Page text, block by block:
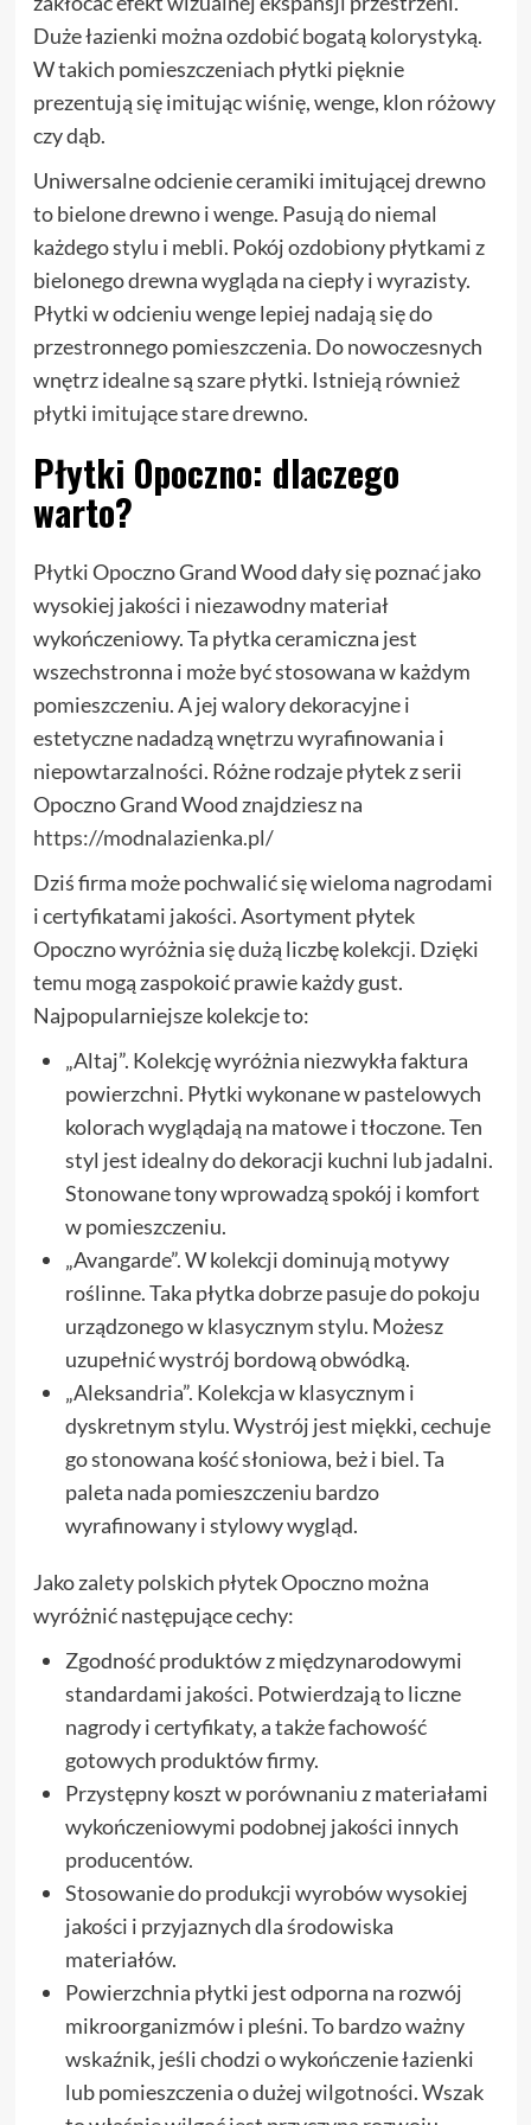
Duże łazienki można ozdobić bogatą kolorystyką.
W takich pomieszczeniach płytki pięknie
prezentują się imitując wiśnię, wenge, klon różowy
czy dąb.
Uniwersalne odcienie ceramiki imitującej drewno
to bielone drewno i wenge. Pasują do niemal
każdego stylu i mebli. Pokój ozdobiony płytkami z
bielonego drewna wygląda na ciepły i wyrazisty.
Płytki w odcieniu wenge lepiej nadają się do
przestronnego pomieszczenia. Do nowoczesnych
wnętrz idealne są szare płytki. Istnieją również
płytki imitujące stare drewno.
Płytki Opoczno: dlaczego
warto?
Płytki Opoczno Grand Wood dały się poznać jako
wysokiej jakości i niezawodny materiał
wykończeniowy. Ta płytka ceramiczna jest
wszechstronna i może być stosowana w każdym
pomieszczeniu. A jej walory dekoracyjne i
estetyczne nadadzą wnętrzu wyrafinowania i
niepowtarzalności. Różne rodzaje płytek z serii
Opoczno Grand Wood znajdziesz na
https://modnalazienka.pl/
Dziś firma może pochwalić się wieloma nagrodami
i certyfikatami jakości. Asortyment płytek
Opoczno wyróżnia się dużą liczbę kolekcji. Dzięki
temu mogą zaspokoić prawie każdy gust.
Najpopularniejsze kolekcje to:
„Altaj”. Kolekcję wyróżnia niezwykła faktura
powierzchni. Płytki wykonane w pastelowych
kolorach wyglądają na matowe i tłoczone. Ten
styl jest idealny do dekoracji kuchni lub jadalni.
Stonowane tony wprowadzą spokój i komfort
w pomieszczeniu.
„Avangarde”. W kolekcji dominują motywy
roślinne. Taka płytka dobrze pasuje do pokoju
urządzonego w klasycznym stylu. Możesz
uzupełnić wystrój bordową obwódką.
„Aleksandria”. Kolekcja w klasycznym i
dyskretnym stylu. Wystrój jest miękki, cechuje
go stonowana kość słoniowa, beż i biel. Ta
paleta nada pomieszczeniu bardzo
wyrafinowany i stylowy wygląd.
Jako zalety polskich płytek Opoczno można
wyróżnić następujące cechy:
Zgodność produktów z międzynarodowymi
standardami jakości. Potwierdzają to liczne
nagrody i certyfikaty, a także fachowość
gotowych produktów firmy.
Przystępny koszt w porównaniu z materiałami
wykończeniowymi podobnej jakości innych
producentów.
Stosowanie do produkcji wyrobów wysokiej
jakości i przyjaznych dla środowiska
materiałów.
Powierzchnia płytki jest odporna na rozwój
mikroorganizmów i pleśni. To bardzo ważny
wskaźnik, jeśli chodzi o wykończenie łazienki
lub pomieszczenia o dużej wilgotności. Wszak